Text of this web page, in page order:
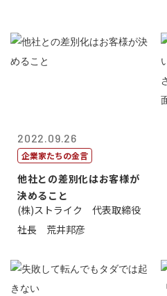
2022.09.26
企業家たちの金言
他社との差別化はお客様が
決めること
(株)ストライク 代表取締役
社長 荒井邦彦